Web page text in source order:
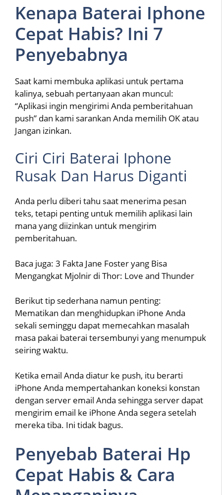
Kenapa Baterai Iphone
Cepat Habis? Ini 7
Penyebabnya
Saat kami membuka aplikasi untuk pertama
kalinya, sebuah pertanyaan akan muncul:
“Aplikasi ingin mengirimi Anda pemberitahuan
push” dan kami sarankan Anda memilih OK atau
Jangan izinkan.
Ciri Ciri Baterai Iphone
Rusak Dan Harus Diganti
Anda perlu diberi tahu saat menerima pesan
teks, tetapi penting untuk memilih aplikasi lain
mana yang diizinkan untuk mengirim
pemberitahuan.
Baca juga: 3 Fakta Jane Foster yang Bisa
Mengangkat Mjolnir di Thor: Love and Thunder
Berikut tip sederhana namun penting:
Mematikan dan menghidupkan iPhone Anda
sekali seminggu dapat memecahkan masalah
masa pakai baterai tersembunyi yang menumpuk
seiring waktu.
Ketika email Anda diatur ke push, itu berarti
iPhone Anda mempertahankan koneksi konstan
dengan server email Anda sehingga server dapat
mengirim email ke iPhone Anda segera setelah
mereka tiba. Ini tidak bagus.
Penyebab Baterai Hp
Cepat Habis & Cara